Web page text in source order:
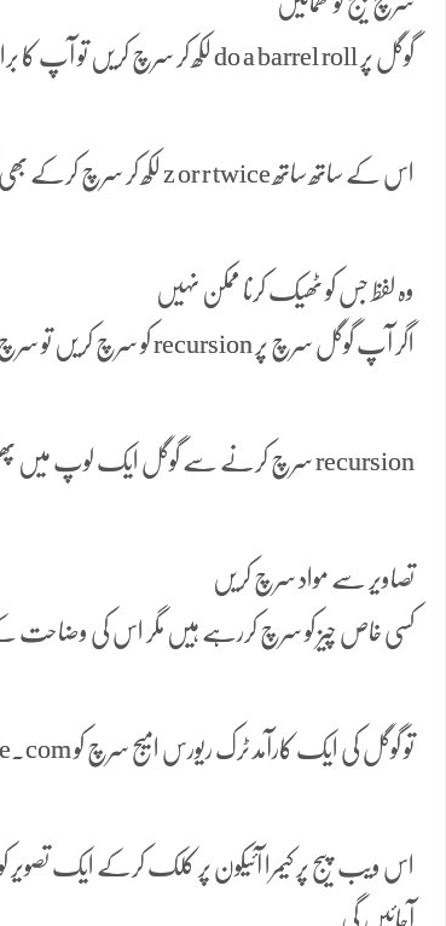
گوگل پر do a barrel roll لکھ کر سرچ کریں تو آپ کا براؤزر 360 ڈگری پر گھوم جائے گا۔
اس کے ساتھ ساتھ z or r twice لکھ کر سرچ کرکے بھی آپ ایسا کرسکتے ہیں۔
وہ لفظ جس کو ٹھیک کرنا ممکن نہیں
اگر آپ گوگل سرچ پر recursion کو سرچ کریں تو سرچ انجن بار بار پوچھے گا کہ آپ کا مطلب یہ تو نہیں۔
recursion سرچ کرنے سے گوگل ایک لوپ میں پھنس جاتا ہے اور اس لفظ کا مطلب بھی دہرانا ہے۔
تصاویر سے مواد سرچ کریں
کسی خاص چیز کو سرچ کررہے ہیں مگر اس کی وضاحت
تو گوگل کی ایک کارآمد ٹرک ریورس امیج سرچ کو images.google.com پر استعمال کریں۔
اس ویب پیج پر کیمرا آئیکون پر کلک کرکے ایک
آجائیں گی۔